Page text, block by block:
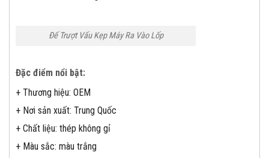
Đế Trượt Vấu Kẹp Máy Ra Vào Lốp
Đặc điểm nổi bật:
+ Thương hiệu: OEM
+ Nơi sản xuất: Trung Quốc
+ Chất liệu: thép không gỉ
+ Màu sắc: màu trắng